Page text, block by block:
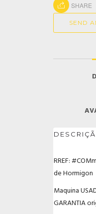
SHARE
SEND
RREF:
de Hormigon
Maquina
GARANTIA